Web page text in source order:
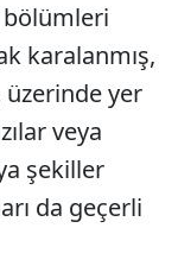
karalanmış,
yer
veya
şekiller
da geçerli